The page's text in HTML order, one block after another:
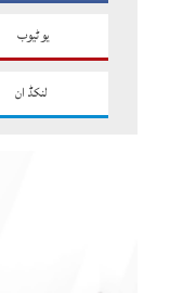
یو ٹیوب
لنکڈ ان